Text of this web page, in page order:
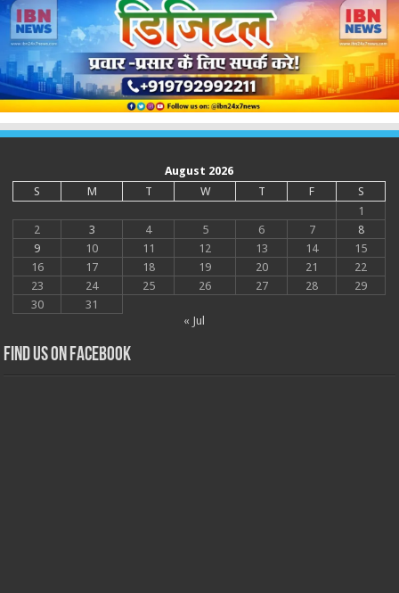
August 2026
S
M T W T F
S
1
2
3 4 5 6 7
8
9
10 11 12 13 14
15
16
17 18 19 20 21
22
23
24 25 26 27 28
29
30
31
« Jul
Find us on Facebook